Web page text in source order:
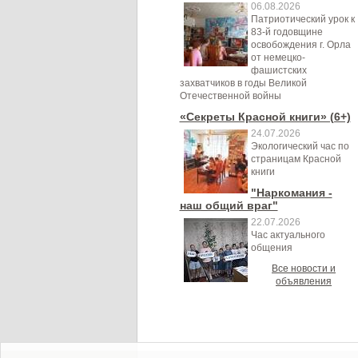
06.08.2026
Патриотический урок к
83-й годовщине
освобождения г. Орла
от немецко-
фашистских
захватчиков в годы Великой
Отечественной войны
«Секреты Красной книги» (6+)
24.07.2026
Экологический час по
страницам Красной
книги
"Наркомания -
наш общий враг"
22.07.2026
Час актуального
общения
Все новости и
объявления